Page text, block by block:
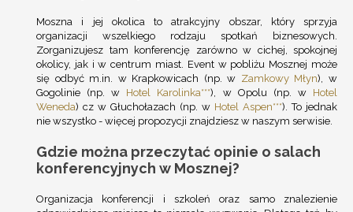
Moszna i jej okolica to atrakcyjny obszar, który sprzyja
organizacji wszelkiego rodzaju spotkań biznesowych.
Zorganizujesz tam konferencję zarówno w cichej, spokojnej
okolicy, jak i w centrum miast. Event w pobliżu Mosznej może
się odbyć m.in. w Krapkowicach (np. w Zamkowy Młyn), w
Gogolinie (np. w Hotel Karolinka***), w Opolu (np. w Hotel
Weneda) cz w Głuchołazach (np. w Hotel Aspen***). To jednak
nie wszystko - więcej propozycji znajdziesz w naszym serwisie.
Gdzie można przeczytać opinie o salach
konferencyjnych w Mosznej?
Organizacja konferencji i szkoleń oraz samo znalezienie